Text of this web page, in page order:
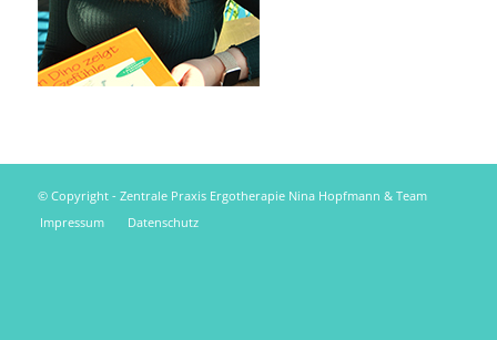
© Copyright - Zentrale Praxis Ergotherapie Nina Hopfmann & Team
Impressum
Datenschutz